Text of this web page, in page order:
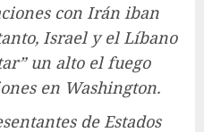
con Irán iban
Israel y el Líbano
un alto el fuego
en Washington.
de Estados